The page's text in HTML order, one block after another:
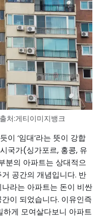
처:게티이미지뱅크
이 ‘임대’라는 뜻이 강합
국가(싱가포르, 홍콩, 유
분의 아파트는 상대적으
공간의 개념입니다. 반
라는 아파트는 돈이 비싼
이 되었습니다. 이유인즉
게 모여살다보니 아파트